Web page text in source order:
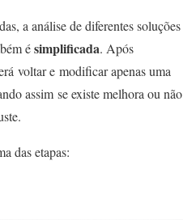
a análise de diferentes soluções
ésimplificada. Após
voltar e modificar apenas uma
assim se existe melhora ou não
das etapas: